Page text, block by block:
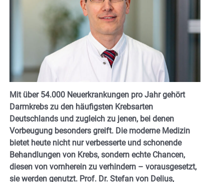
Mit über 54.000 Neuerkrankungen pro Jahr gehört
Darmkrebs zu den häufigsten Krebsarten
Deutschlands und zugleich zu jenen, bei denen
Vorbeugung besonders greift. Die moderne Medizin
bietet heute nicht nur verbesserte und schonende
Behandlungen von Krebs, sondern echte Chancen,
diesen von vornherein zu verhindern – vorausgesetzt,
sie werden genutzt. Prof. Dr. Stefan von Delius,